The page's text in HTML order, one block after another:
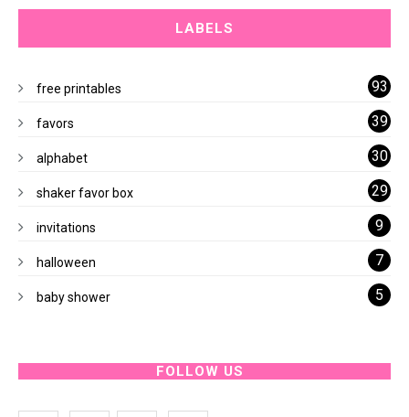
LABELS
free printables 93
favors 39
alphabet 30
shaker favor box 29
invitations 9
halloween 7
baby shower 5
FOLLOW US